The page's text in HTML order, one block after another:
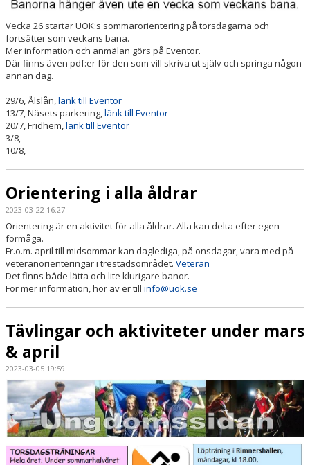
Vecka 26 startar UOK:s sommarorientering på torsdagarna och
fortsätter som veckans bana.
Mer information och anmälan görs på Eventor.
Där finns även pdf:er för den som vill skriva ut själv och springa någon
annan dag.
29/6, Ålslån,länk till Eventor
13/7, Näsets parkering,länk till Eventor
20/7, Fridhem,länk till Eventor
3/8,
10/8,
Orientering i alla åldrar
2023-03-22 16:27
Orientering är en aktivitet för alla åldrar. Alla kan delta efter egen
förmåga.
Fr.o.m. april till midsommar kan daglediga, på onsdagar, vara med på
veteranorienteringar i trestadsområdet. Veteran
Det finns både lätta och lite klurigare banor.
För mer information, hör av er till info@uok.se
Tävlingar och aktiviteter under mars
& april
2023-03-05 19:59